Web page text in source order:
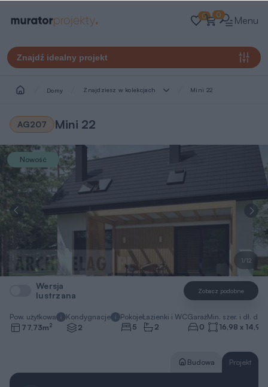
0 0 Menu
Znajdź idealny projekt
Domy Znajdziesz w kolekcjach Mini 22
AG207 Mini 22
1/12
Nowość
Wersja
lustrzana
Zobacz podobne
Pow. użytkowa
77,73m2
Kondygnacje
2
Pokoje
5
Łazienki i WC
2
Garaż
0
Min. szer. i dł.
16,98 x 14,94
Budowa Projekt